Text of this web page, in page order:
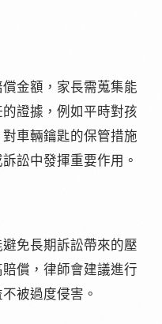
金額，家長需蒐集能
證據，例如平時對孩
車輛鑰匙的保管措施
訟中發揮重要作用。
免長期訴訟帶來的壓
償，律師會建議進行
被過度侵害。